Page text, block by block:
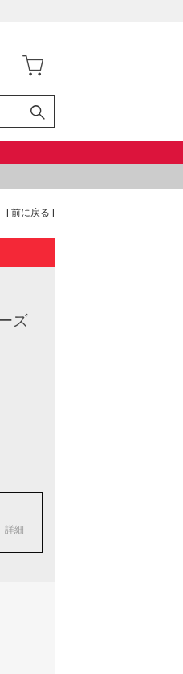
[ 前に戻る ]
ズ
詳細